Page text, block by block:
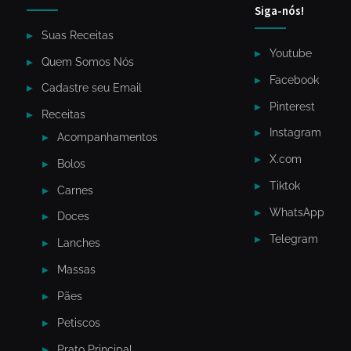
Suas Receitas
Quem Somos Nós
Cadastre seu Email
Receitas
Acompanhamentos
Bolos
Carnes
Doces
Lanches
Massas
Pães
Petiscos
Siga-nós!
Youtube
Facebook
Pinterest
Instagram
X.com
Tiktok
WhatsApp
Telegram